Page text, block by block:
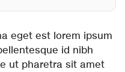
eget est lorem ipsum
id nibh
ut pharetra sit amet